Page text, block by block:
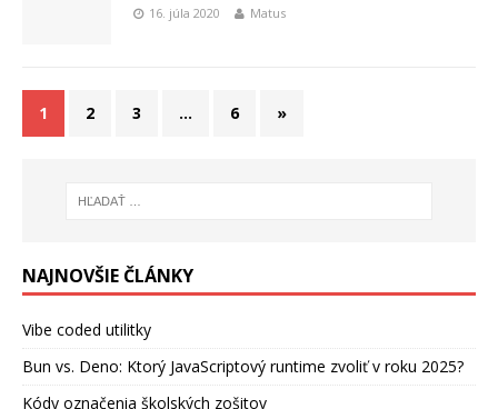
16. júla 2020 Matus
1 2 3 … 6 »
NAJNOVŠIE ČLÁNKY
Vibe coded utilitky
Bun vs. Deno: Ktorý JavaScriptový runtime zvoliť v roku 2025?
Kódy označenia školských zošitov